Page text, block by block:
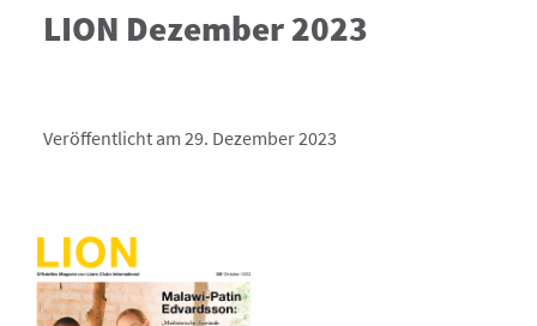
LION Dezember 2023
Veröffentlicht am 29. Dezember 2023